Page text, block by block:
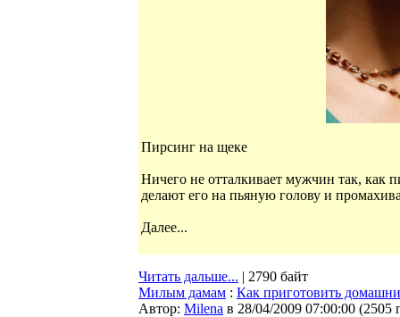
Пирсинг на щеке
Ничего не отталкивает мужчин так, как
делают его на пьяную голову и
Далее...
Читать дальше... | 2790 байт
Милым дамам : Как приготовить
Автор: Milena в 28/04/2009 07:00:00 (2505